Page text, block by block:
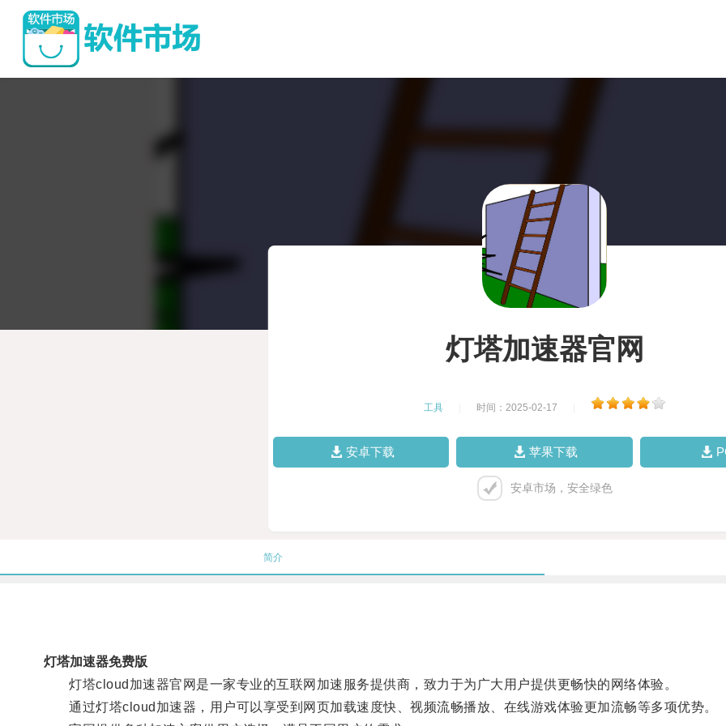
灯塔加速器官网
工具 时间：2025-02-17
安卓下载 苹果下载
安卓市场，安全绿色
简介
灯塔加速器免费版
灯塔cloud加速器官网是一家专业的互联网加速服务提供商，致力于为广大用户提供更畅快的网络体验。
通过灯塔cloud加速器，用户可以享受到网页加载速度快、视频流畅播放、在线游戏体验更加流畅等多项优势。